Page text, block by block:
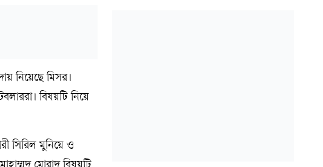
নিয়েছে মিসর।
বিষয়টি নিয়ে
সিরিল মুনিয়ে ও